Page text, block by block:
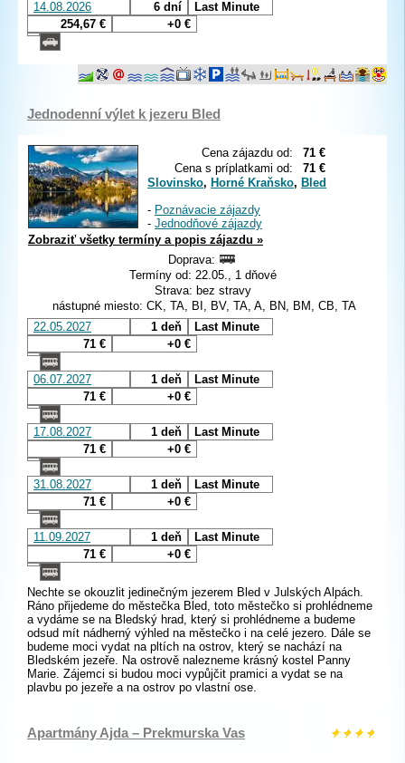
14.08.2026 6 dní
Last Minute
254,67 €
+0 €
Jednodenní výlet k jezeru Bled
Cena zájazdu od:
71 €
Cena s príplatkami od:
71 €
Slovinsko, Horné Kraňsko, Bled
- Poznávacie zájazdy
- Jednodňové zájazdy
Zobraziť všetky termíny a popis zájazdu »
Doprava:
Termíny od: 22.05., 1 dňové
Strava: bez stravy
nástupné miesto: CK, TA, BI, BV, TA, A, BN, BM, CB, TA
22.05.2027
1 deň
Last Minute
71 €
+0 €
06.07.2027 1 deň
Last Minute
71 €
+0 €
17.08.2027 1 deň
Last Minute
71 €
+0 €
31.08.2027 1 deň
Last Minute
71 €
+0 €
11.09.2027 1 deň
Last Minute
71 €
+0 €
Nechte se okouzlit jedinečným jezerem Bled v Julských Alpách.
Ráno přijedeme do městečka Bled, toto městečko si prohlédneme
a vydáme se na Bledský hrad, který si prohlédneme a budeme
odsud mít nádherný výhled na městečko i na celé jezero. Dále se
budeme moci vydat na pltích na ostrov, který se nachází na
Bledském jezeře. Na ostrově nalezneme krásný kostel Panny
Marie. Zájemci si budou moci vypůjčit pramici a vydat se na
plavbu po jezeře a na ostrov po vlastní ose.
Apartmány Ajda – Prekmurska Vas